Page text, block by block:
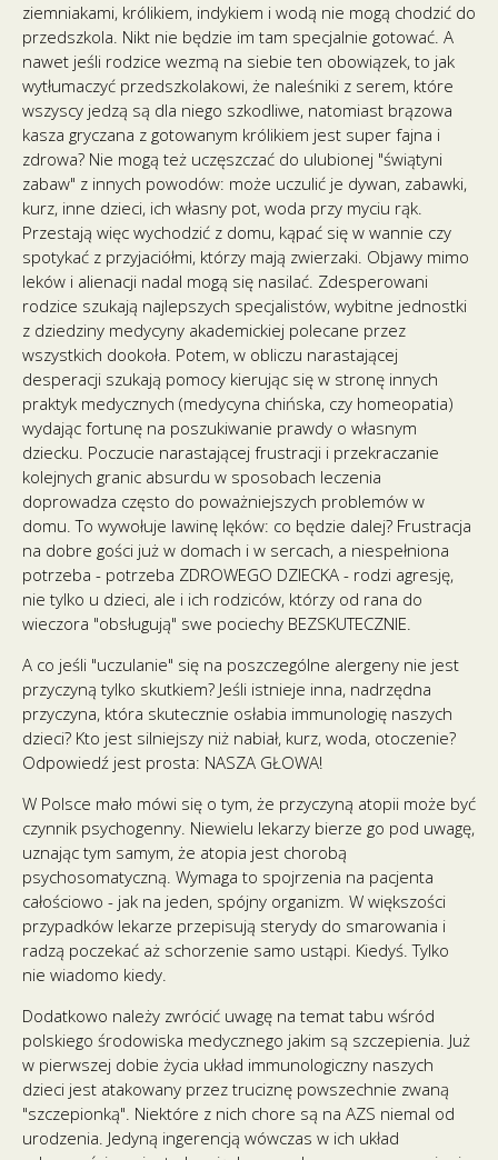
ziemniakami, królikiem, indykiem i wodą nie mogą chodzić do
przedszkola. Nikt nie będzie im tam specjalnie gotować. A
nawet jeśli rodzice wezmą na siebie ten obowiązek, to jak
wytłumaczyć przedszkolakowi, że naleśniki z serem, które
wszyscy jedzą są dla niego szkodliwe, natomiast brązowa
kasza gryczana z gotowanym królikiem jest super fajna i
zdrowa? Nie mogą też uczęszczać do ulubionej "świątyni
zabaw" z innych powodów: może uczulić je dywan, zabawki,
kurz, inne dzieci, ich własny pot, woda przy myciu rąk.
Przestają więc wychodzić z domu, kąpać się w wannie czy
spotykać z przyjaciółmi, którzy mają zwierzaki. Objawy mimo
leków i alienacji nadal mogą się nasilać. Zdesperowani
rodzice szukają najlepszych specjalistów, wybitne jednostki
z dziedziny medycyny akademickiej polecane przez
wszystkich dookoła. Potem, w obliczu narastającej
desperacji szukają pomocy kierując się w stronę innych
praktyk medycznych (medycyna chińska, czy homeopatia)
wydając fortunę na poszukiwanie prawdy o własnym
dziecku. Poczucie narastającej frustracji i przekraczanie
kolejnych granic absurdu w sposobach leczenia
doprowadza często do poważniejszych problemów w
domu. To wywołuje lawinę lęków: co będzie dalej? Frustracja
na dobre gości już w domach i w sercach, a niespełniona
potrzeba - potrzeba ZDROWEGO DZIECKA - rodzi agresję,
nie tylko u dzieci, ale i ich rodziców, którzy od rana do
wieczora "obsługują" swe pociechy BEZSKUTECZNIE.
A co jeśli "uczulanie" się na poszczególne alergeny nie jest
przyczyną tylko skutkiem? Jeśli istnieje inna, nadrzędna
przyczyna, która skutecznie osłabia immunologię naszych
dzieci? Kto jest silniejszy niż nabiał, kurz, woda, otoczenie?
Odpowiedź jest prosta: NASZA GŁOWA!
W Polsce mało mówi się o tym, że przyczyną atopii może być
czynnik psychogenny. Niewielu lekarzy bierze go pod uwagę,
uznając tym samym, że atopia jest chorobą
psychosomatyczną. Wymaga to spojrzenia na pacjenta
całościowo - jak na jeden, spójny organizm. W większości
przypadków lekarze przepisują sterydy do smarowania i
radzą poczekać aż schorzenie samo ustąpi. Kiedyś. Tylko
nie wiadomo kiedy.
Dodatkowo należy zwrócić uwagę na temat tabu wśród
polskiego środowiska medycznego jakim są szczepienia. Już
w pierwszej dobie życia układ immunologiczny naszych
dzieci jest atakowany przez truciznę powszechnie zwaną
"szczepionką". Niektóre z nich chore są na AZS niemal od
urodzenia. Jedyną ingerencją wówczas w ich układ